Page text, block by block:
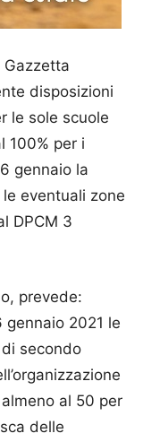
Gazzetta
disposizioni
le sole scuole
100% per i
gennaio la
eventuali zone
DPCM 3
prevede:
gennaio 2021 le
secondo
al 50 per
delle